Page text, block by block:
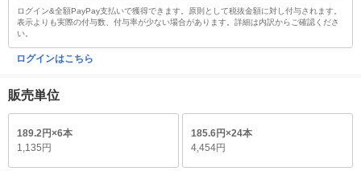
ログイン&全額PayPay支払いで獲得できます。原則として税抜金額に対し付与されます。
表示よりも実際の付与数、付与率が少ない場合があります。詳細は内訳からご確認くださ
い。
ログインはこちら
販売単位
189.2円×6本
1,135円
185.6円×24本
4,454円